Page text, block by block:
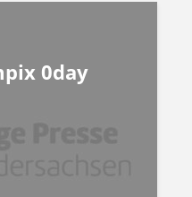
0day